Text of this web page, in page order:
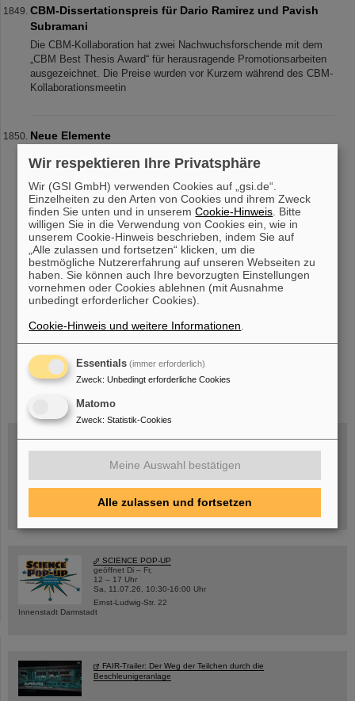
CBM-Dissertationspreis für Dario Ramirez und Pavish
Subramani
Die CBM-Kollaboration hat zwei Nachwuchsforschende mit dem
„CBM Best Thesis Award“ für herausragende Promotionsarbeiten
ausgezeichnet. Die Preise wurden vor Kurzem während des CBM-
Kollaborationsmeetin
Neue Elemente
für Schwerionenforschung GmbH In Experimenten an der GSI-
Beschleunigeranlage gelang es die sechs neuen Elemente 107 bis
112 zu entdecken. Ch
« .... 180 181 182 183 184 185
188
189 .... »
instagramlinkedin youtubehelmholtz.socialfacebook
Mittwoch, 19.08.2026, 14 Uhr
Hannah Elfner,
Anmeldung und weitere Informationen
SCIENCE POP-UP
geöffnet Di – Fr,
12 – 17 Uhr
Sa, 11.07.26, 10:30-16:00 Uhr
Ernst-Ludwig-Str. 22
Innenstadt Darmstadt
FAIR-Trailer: Der Weg der Teilchen durch die
Beschleunigeranlage
Wir respektieren Ihre Privatsphäre
Wir (GSI GmbH) verwenden Cookies auf „gsi.de“.
Einzelheiten zu den Arten von Cookies und ihrem Zweck
finden Sie unten und in unseremCookie-Hinweis . Bitte
willigen Sie in die Verwendung von Cookies ein, wie in
unserem Cookie-Hinweis beschrieben, indem Sie auf
„Alle zulassen und fortsetzen“ klicken, um die
bestmögliche Nutzererfahrung auf unseren Webseiten zu
haben. Sie können auch Ihre bevorzugten Einstellungen
vornehmen oder Cookies ablehnen (mit Ausnahme
unbedingt erforderlicher Cookies).
Cookie-Hinweis und weitere Informationen
Essentials (immer erforderlich)
Zweck: Unbedingt erforderliche Cookies
Matomo
Zweck: Statistik-Cookies
Meine Auswahl bestätigen
Alle zulassen und fortsetzen